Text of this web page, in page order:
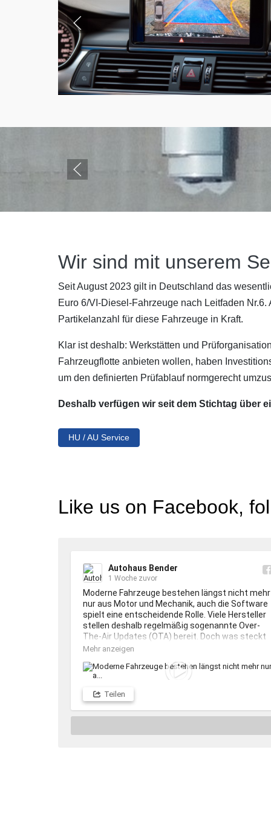
Wir sind mit unserem
Seit August 2023 gilt in Deutschland das
Euro 6/VI-Diesel-Fahrzeuge nach Leitfaden
Partikelanzahl für diese Fahrzeuge in Kraft.
Klar ist deshalb: Werkstätten und
Fahrzeugflotte anbieten wollen, haben
um den definierten Prüfablauf normgerecht
Deshalb verfügen wir seit dem Stichtag über
HU / AU Service
Like us on Facebook,
Autohaus Bender
1 Woche zuvor
Moderne Fahrzeuge bestehen längst nicht mehr
nur aus Motor und Mechanik, auch die Software
spielt eine entscheidende Rolle. Viele Hersteller
stellen deshalb regelmäßig sogenannte Over-
The-Air Updates (OTA) bereit. Doch was steckt
eigentlich dahinter?
Kann bei Eurem Auto ein Software-Update
durchgeführt werden, dann geschieht dies
nicht ohne Grund. Zum Beispiel können für
Infotainment und Navigation,
Fahrerassistenzsysteme, Batteriemanagement
Sicherheitsfunktionen, Fehlerbehebungen und
Mehr anzeigen
Teilen